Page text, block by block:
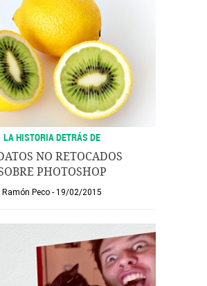
LA HISTORIA DETRÁS DE
NO RETOCADOS
PHOTOSHOP
Ramón Peco 19/02/2015